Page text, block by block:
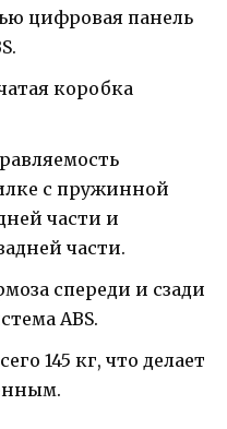
цифровая панель
коробка
с пружинной
части и
части.
спереди и сзади
ABS.
145 кг, что делает